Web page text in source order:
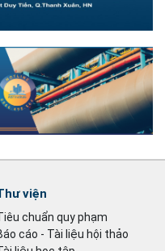
viện
chuẩn quy phạm
cáo - Tài liệu hội thảo